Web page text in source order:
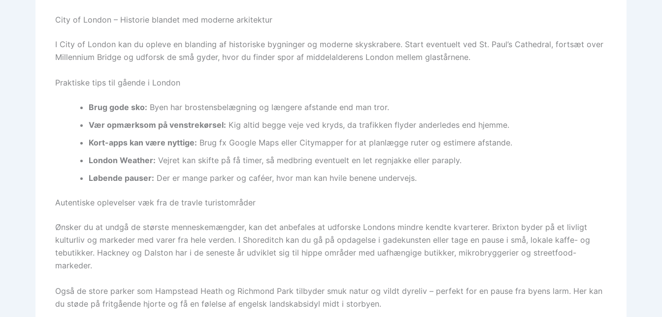
City of London – Historie blandet med moderne arkitektur
I City of London kan du opleve en blanding af historiske bygninger og moderne skyskrabere. Start eventuelt ved St. Paul’s Cathedral, fortsæt over
Millennium Bridge og udforsk de små gyder, hvor du finder spor af middelalderens London mellem glastårnene.
Praktiske tips til gående i London
Brug gode sko: Byen har brostensbelægning og længere afstande end man tror.
Vær opmærksom på venstrekørsel: Kig altid begge veje ved kryds, da trafikken flyder anderledes end hjemme.
Kort-apps kan være nyttige: Brug fx Google Maps eller Citymapper for at planlægge ruter og estimere afstande.
London Weather: Vejret kan skifte på få timer, så medbring eventuelt en let regnjakke eller paraply.
Løbende pauser: Der er mange parker og caféer, hvor man kan hvile benene undervejs.
Autentiske oplevelser væk fra de travle turistområder
Ønsker du at undgå de største menneskemængder, kan det anbefales at udforske Londons mindre kendte kvarterer. Brixton byder på et livligt
kulturliv og markeder med varer fra hele verden. I Shoreditch kan du gå på opdagelse i gadekunsten eller tage en pause i små, lokale kaffe- og
tebutikker. Hackney og Dalston har i de seneste år udviklet sig til hippe områder med uafhængige butikker, mikrobryggerier og streetfood-
markeder.
Også de store parker som Hampstead Heath og Richmond Park tilbyder smuk natur og vildt dyreliv – perfekt for en pause fra byens larm. Her kan
du støde på fritgående hjorte og få en følelse af engelsk landskabsidyl midt i storbyen.